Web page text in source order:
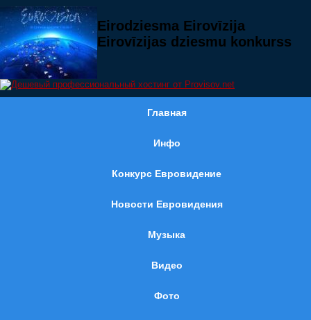
Eirodziesma Eirovīzija
Eirovīzijas dziesmu konkurss
Главная
Инфо
Конкурс Евровидение
Новости Евровидения
Музыка
Видео
Фото